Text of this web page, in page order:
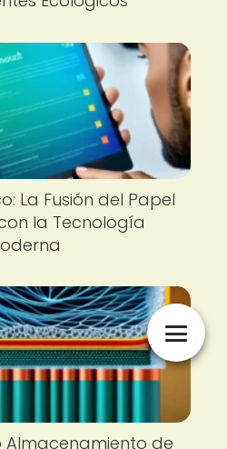
La Fusión del Papel
la Tecnología
Almacenamiento de